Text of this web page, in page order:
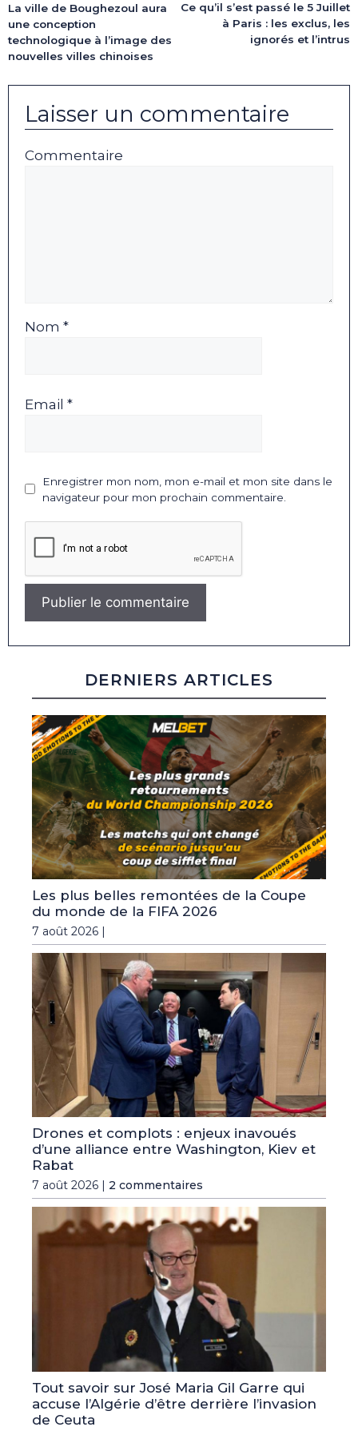
La ville de Boughezoul aura
une conception
technologique à l’image des
nouvelles villes chinoises
Ce qu’il s’est passé le 5 Juillet
à Paris : les exclus, les
ignorés et l’intrus
Laisser un commentaire
Commentaire
Nom *
Email *
Enregistrer mon nom, mon e-mail et mon site dans le
navigateur pour mon prochain commentaire.
DERNIERS ARTICLES
Les plus belles remontées de la Coupe
du monde de la FIFA 2026
7 août 2026 |
Drones et complots : enjeux inavoués
d’une alliance entre Washington, Kiev et
Rabat
7 août 2026 | 2 commentaires
Tout savoir sur José Maria Gil Garre qui
accuse l’Algérie d’être derrière l’invasion
de Ceuta